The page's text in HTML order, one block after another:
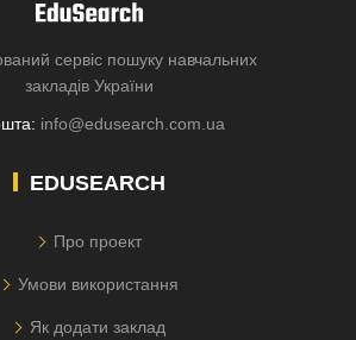
сервіс пошуку навчальних
закладів України
info@edusearch.com.ua
EDUSEARCH
Про проект
Умови використання
Як додати заклад